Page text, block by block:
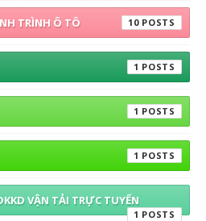
TRÌNH Ô TÔ 10
1
1
1
VẬN TẢI TRỰC TUYẾN
1